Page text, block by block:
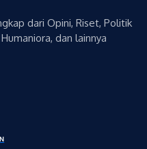
dari Opini, Riset, Politik
dan lainnya